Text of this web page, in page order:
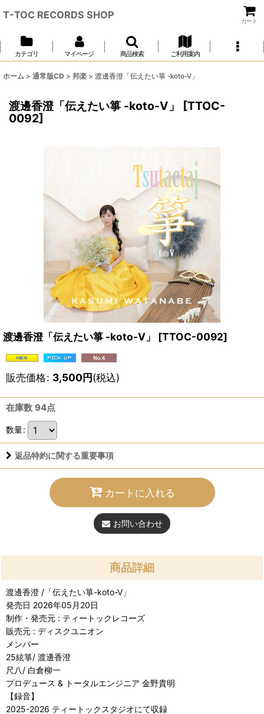
T-TOC RECORDS SHOP
カート
カテゴリ マイページ 商品検索 ご利用案内
ホーム > 通常版CD > 邦楽 > 渡邊香澄「伝えたい箏 -koto-V」
渡邊香澄「伝えたい箏 -koto-V」 [TTOC-
0092]
渡邊香澄「伝えたい箏 -koto-V」 [TTOC-0092]
販売価格: 3,500円(税込)
在庫数 94点
数量:
返品特約に関する重要事項
カートに入れる
お問い合わせ
商品詳細
渡邊香澄 /「伝えたい箏-koto-V」
発売日 2026年05月20日
制作・発売元 : ティートックレコーズ
販売元 : ディスクユニオン
メンバー
25絃箏/ 渡邊香澄
尺八/ 白倉柳一
プロデュース & トータルエンジニア 金野貴明
【録音】
2025-2026 ティートックスタジオにて収録